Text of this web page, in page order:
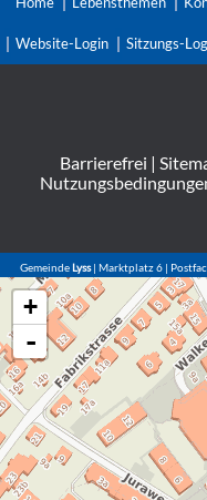
Website-Login Sitzungs-
Barrierefrei |
GemeindeLyss| Marktplatz 6 |